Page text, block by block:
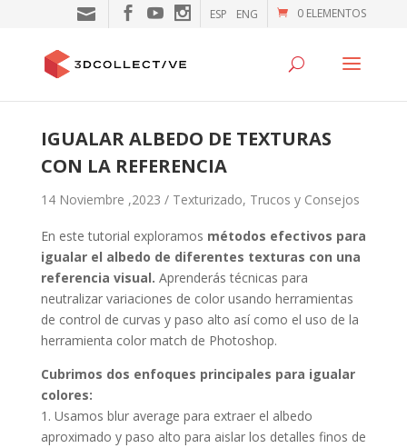
0 ELEMENTOS
ESP ENG
IGUALAR ALBEDO DE TEXTURAS
CON LA REFERENCIA
14 Noviembre ,2023 / Texturizado, Trucos y Consejos
En este tutorial exploramos métodos efectivos para
igualar el albedo de diferentes texturas con una
referencia visual. Aprenderás técnicas para
neutralizar variaciones de color usando herramientas
de control de curvas y paso alto así como el uso de la
herramienta color match de Photoshop.
Cubrimos dos enfoques principales para igualar
colores:
1. Usamos blur average para extraer el albedo
aproximado y paso alto para aislar los detalles finos de